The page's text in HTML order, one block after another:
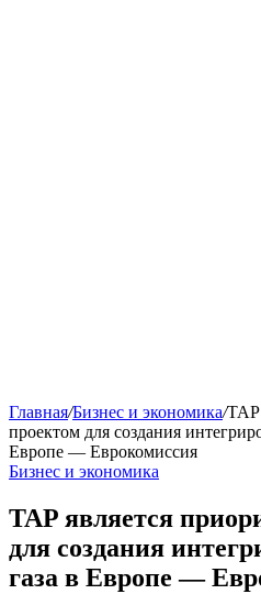
Главная/Бизнес и экономика/
проектом для создания
Европе — Еврокомиссия
Бизнес и экономика
TAP является
для создания
газа в Европе —